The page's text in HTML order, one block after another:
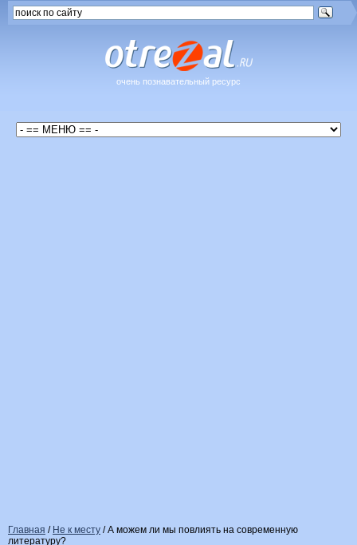
очень познавательный ресурс
Главная / Не к месту /А можем ли мы повлиять на современную
литературу?